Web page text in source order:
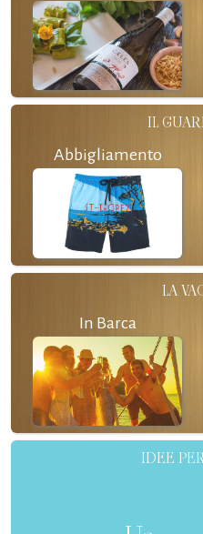
IL
Abbigliamento
LA
In Barca
IDEE